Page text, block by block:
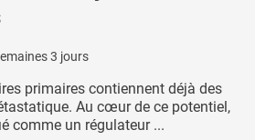
3 jours
primaires contiennent déjà des
Au cœur de ce potentiel,
comme un régulateur ...